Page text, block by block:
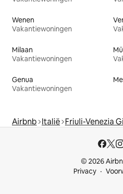
Wenen
Vakantiewoningen
Milaan
Vakantiewoningen
Genua
Vakantiewoningen
Airbnb Italië Friuli-Venezia
© 2026
Privacy